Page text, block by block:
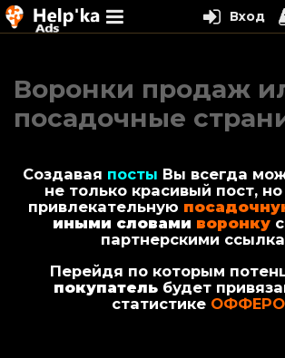
содержимому
Воронки продаж
посадочные
Создавая посты Вы всегда
не только красивый пост,
привлекательную
иными словами воронку
партнерскими
Перейдя по которым
покупатель будет
статистике
Вход